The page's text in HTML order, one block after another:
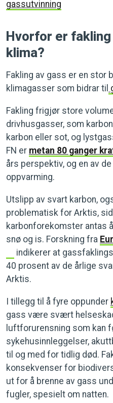
gassutvinning
Hvorfor er
klima?
Fakling av gass er en stor
klimagasser som bidrar til
Fakling frigjør store
drivhusgasser, som
karbon eller sot, og
FN er metan 80 ganger
års perspektiv, og en av
oppvarming.
Utslipp av svart karbon,
problematisk for Arktis,
karbonforekomster antas
snø og is. Forskning fra
indikerer at
40 prosent av de årlige
Arktis.
I tillegg til å fyre oppunder
gass være svært
luftforurensning som kan
sykehusinnleggelser,
til og med for tidlig død.
konsekvenser for
ut for å brenne av gass
fugler, spesielt om natten.